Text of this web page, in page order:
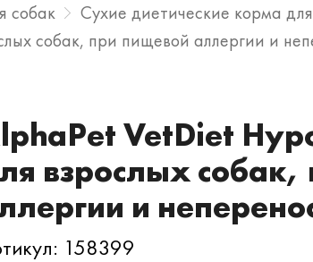
собак Сухие диетические корма
собак, при пищевой аллергии и
VetDiet
взрослых
и
158399